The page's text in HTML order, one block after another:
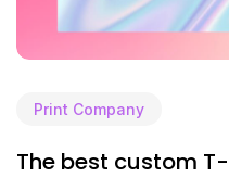
Print Company
The best custom